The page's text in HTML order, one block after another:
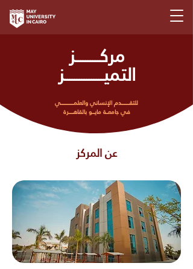
مركــــــــــز
التميــــــــــــــــز
للتقـــــــــــــدم الإنساني والعلمـــــــــــــــــــــي
في جامعـــة مايــــو بالقاهـــــــرة
عن المركز